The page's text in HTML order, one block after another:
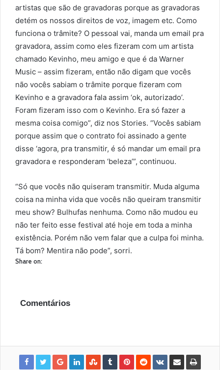
artistas que são de gravadoras porque as gravadoras
detém os nossos direitos de voz, imagem etc. Como
funciona o trâmite? O pessoal vai, manda um email pra
gravadora, assim como eles fizeram com um artista
chamado Kevinho, meu amigo e que é da Warner
Music – assim fizeram, então não digam que vocês
não vocês sabiam o trâmite porque fizeram com
Kevinho e a gravadora fala assim ‘ok, autorizado’.
Foram fizeram isso com o Kevinho. Era só fazer a
mesma coisa comigo”, diz nos Stories. “Vocês sabiam
porque assim que o contrato foi assinado a gente
disse ‘agora, pra transmitir, é só mandar um email pra
gravadora e responderam ‘beleza’”, continuou.
“Só que vocês não quiseram transmitir. Muda alguma
coisa na minha vida que vocês não queiram transmitir
meu show? Bulhufas nenhuma. Como não mudou eu
não ter feito esse festival até hoje em toda a minha
existência. Porém não vem falar que a culpa foi minha.
Tá bom? Mentira não pode”, sorri.
Share on:
Comentários